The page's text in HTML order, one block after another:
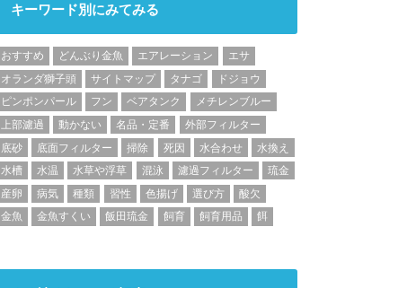
キーワード別にみてみる
おすすめ どんぶり金魚 エアレーション
エサ
オランダ獅子頭
サイトマップ タナゴ
ドジョウ
ピンポンパール
フン ベアタンク
メチレンブルー
上部濾過
動かない 名品・定番
外部フィルター
底砂
底面フィルター 掃除 死因 水合わせ
水換え
水槽
水温 水草や浮草 混泳 濾過フィルター
琉金
産卵
病気 種類 習性 色揚げ 選び方
酸欠
金魚
金魚すくい 飯田琉金 飼育 飼育用品 餌